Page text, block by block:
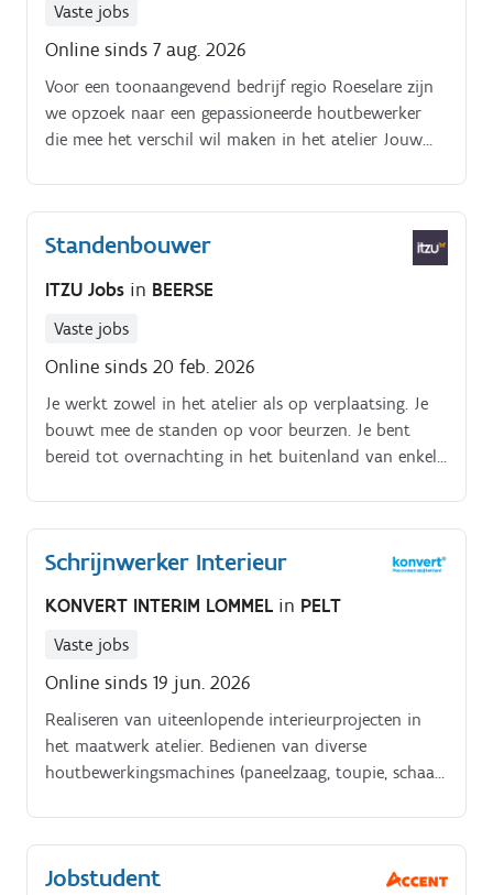
Vaste jobs
Online sinds 7 aug. 2026
Voor een toonaangevend bedrijf regio Roeselare zijn
we opzoek naar een gepassioneerde houtbewerker
die mee het verschil wil maken in het atelier Jouw
Standenbouwer
ITZU Jobs in BEERSE
Vaste jobs
Online sinds 20 feb. 2026
Je werkt zowel in het atelier als op verplaatsing. Je
bouwt mee de standen op voor beurzen. Je bent
bereid tot overnachting in het buitenland van enkele
vereiste.
Schrijnwerker Interieur
KONVERT INTERIM LOMMEL in PELT
Vaste jobs
Online sinds 19 jun. 2026
Realiseren van uiteenlopende interieurprojecten in
het maatwerk atelier. Bedienen van diverse
houtbewerkingsmachines (paneelzaag, toupie, schaaf,
Jobstudent